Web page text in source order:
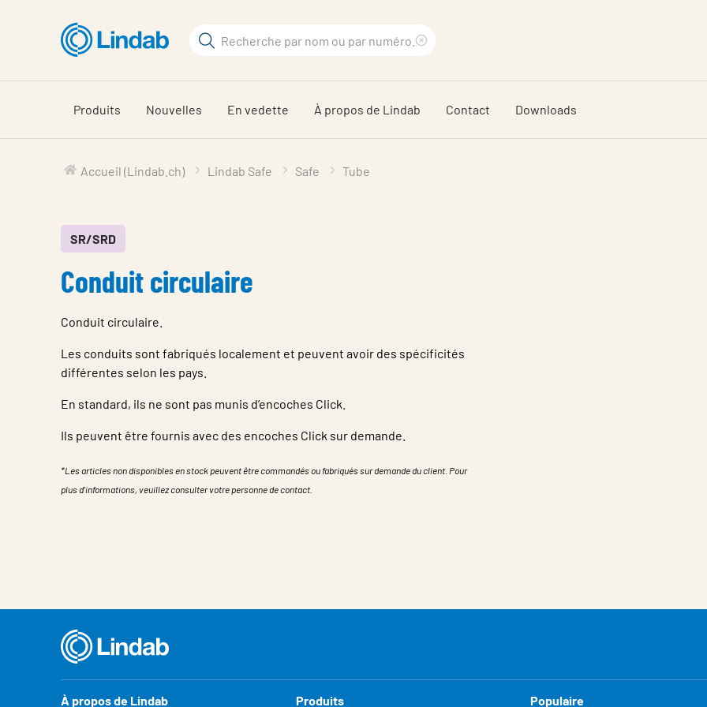
principal
Rechercher
sur
le
terme
recherché
Produits Nouvelles En vedette À propos de Lindab Contact Downloads
Accueil (Lindab.ch) Lindab Safe Safe Tube
SR/SRD
Conduit circulaire
Conduit circulaire.
Les conduits sont fabriqués localement et peuvent avoir des spécificités
différentes selon les pays.
En standard, ils ne sont pas munis d’encoches Click.
Ils peuvent être fournis avec des encoches Click sur demande.
*Les articles non disponibles en stock peuvent être commandés ou fabriqués sur demande du client. Pour
plus d'informations, veuillez consulter votre personne de contact.
À propos de Lindab Produits Populaire